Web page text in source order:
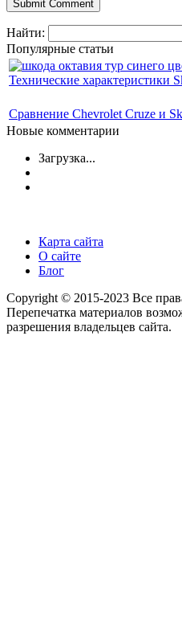
Найти:
Популярные статьи
Технические характеристики
Сравнение Chevrolet Cruze и
Новые комментарии
Загрузка...
Карта сайта
О сайте
Блог
Copyright © 2015-2023 Все
Перепечатка материалов
разрешения владельцев сайта.